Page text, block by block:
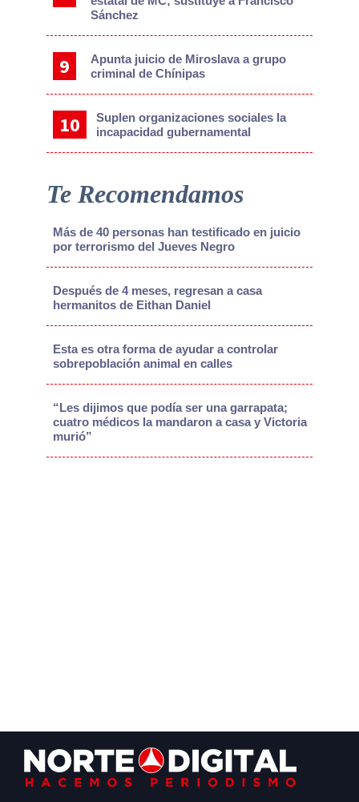
Sánchez
Apunta juicio de Miroslava a grupo
criminal de Chínipas
Suplen organizaciones sociales la
incapacidad gubernamental
Te Recomendamos
Más de 40 personas han testificado en juicio
por terrorismo del Jueves Negro
Después de 4 meses, regresan a casa
hermanitos de Eithan Daniel
Esta es otra forma de ayudar a controlar
sobrepoblación animal en calles
“Les dijimos que podía ser una garrapata;
cuatro médicos la mandaron a casa y Victoria
murió”
Footer